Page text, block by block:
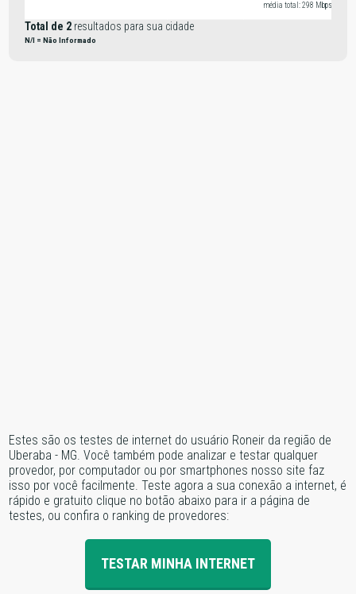
média total: 298 Mbps
Total de 2 resultados para sua cidade
N/I = Não Informado
Estes são os testes de internet do usuário Roneir da região de
Uberaba - MG. Você também pode analizar e testar qualquer
provedor, por computador ou por smartphones nosso site faz
isso por você facilmente. Teste agora a sua conexão a internet, é
rápido e gratuito clique no botão abaixo para ir a página de
testes, ou confira o ranking de provedores:
TESTAR MINHA INTERNET